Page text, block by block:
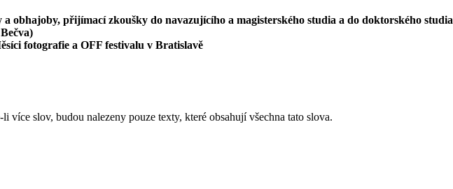
a obhajoby, přijímací zkoušky do navazujícího a magisterského studia a do doktorského studia
fotografie a OFF festivalu v Bratislavě
více slov, budou nalezeny pouze texty, které obsahují všechna tato slova.